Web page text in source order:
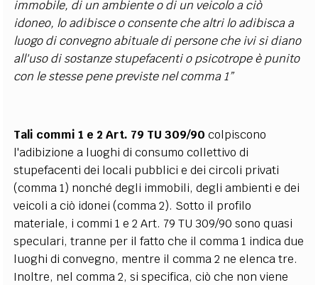
immobile, di un ambiente o di un veicolo a ciò
idoneo, lo adibisce o consente che altri lo adibisca a
luogo di convegno abituale di persone che ivi si diano
all'uso di sostanze stupefacenti o psicotrope è punito
con le stesse pene previste nel comma 1”
Tali commi 1 e 2 Art. 79 TU 309/90 colpiscono
l'adibizione a luoghi di consumo collettivo di
stupefacenti dei locali pubblici e dei circoli privati
(comma 1) nonché degli immobili, degli ambienti e dei
veicoli a ciò idonei (comma 2). Sotto il profilo
materiale, i commi 1 e 2 Art. 79 TU 309/90 sono quasi
speculari, tranne per il fatto che il comma 1 indica due
luoghi di convegno, mentre il comma 2 ne elenca tre.
Inoltre, nel comma 2, si specifica, ciò che non viene